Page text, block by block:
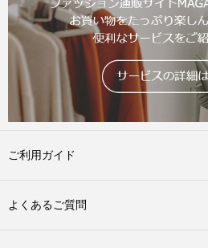
ご利用ガイド
よくあるご質問